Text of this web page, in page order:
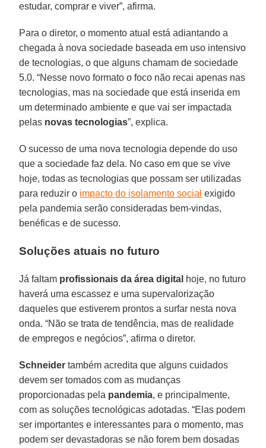
estudar, comprar e viver”, afirma.
Para o diretor, o momento atual está adiantando a
chegada à nova sociedade baseada em uso intensivo
de tecnologias, o que alguns chamam de sociedade
5.0. “Nesse novo formato o foco não recai apenas nas
tecnologias, mas na sociedade que está inserida em
um determinado ambiente e que vai ser impactada
pelas novas tecnologias”, explica.
O sucesso de uma nova tecnologia depende do uso
que a sociedade faz dela. No caso em que se vive
hoje, todas as tecnologias que possam ser utilizadas
para reduzir o impacto do isolamento social exigido
pela pandemia serão consideradas bem-vindas,
benéficas e de sucesso.
Soluções atuais no futuro
Já faltam profissionais da área digital hoje, no futuro
haverá uma escassez e uma supervalorização
daqueles que estiverem prontos a surfar nesta nova
onda. “Não se trata de tendência, mas de realidade
de empregos e negócios”, afirma o diretor.
Schneider também acredita que alguns cuidados
devem ser tomados com as mudanças
proporcionadas pela pandemia, e principalmente,
com as soluções tecnológicas adotadas. “Elas podem
ser importantes e interessantes para o momento, mas
podem ser devastadoras se não forem bem dosadas